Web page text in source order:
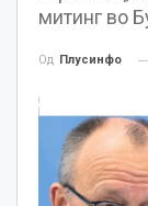
митинг во
Од Плусинфо